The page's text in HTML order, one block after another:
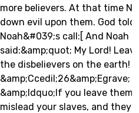
more believers. At that time
down evil upon them. God told
Noah&#039;s call:[ And Noah
said:&amp;quot; My Lord!
the disbelievers on the earth!
&amp;Ccedil;26&amp;Egrave;
&amp;ldquo;If you leave
mislead your slaves, and they